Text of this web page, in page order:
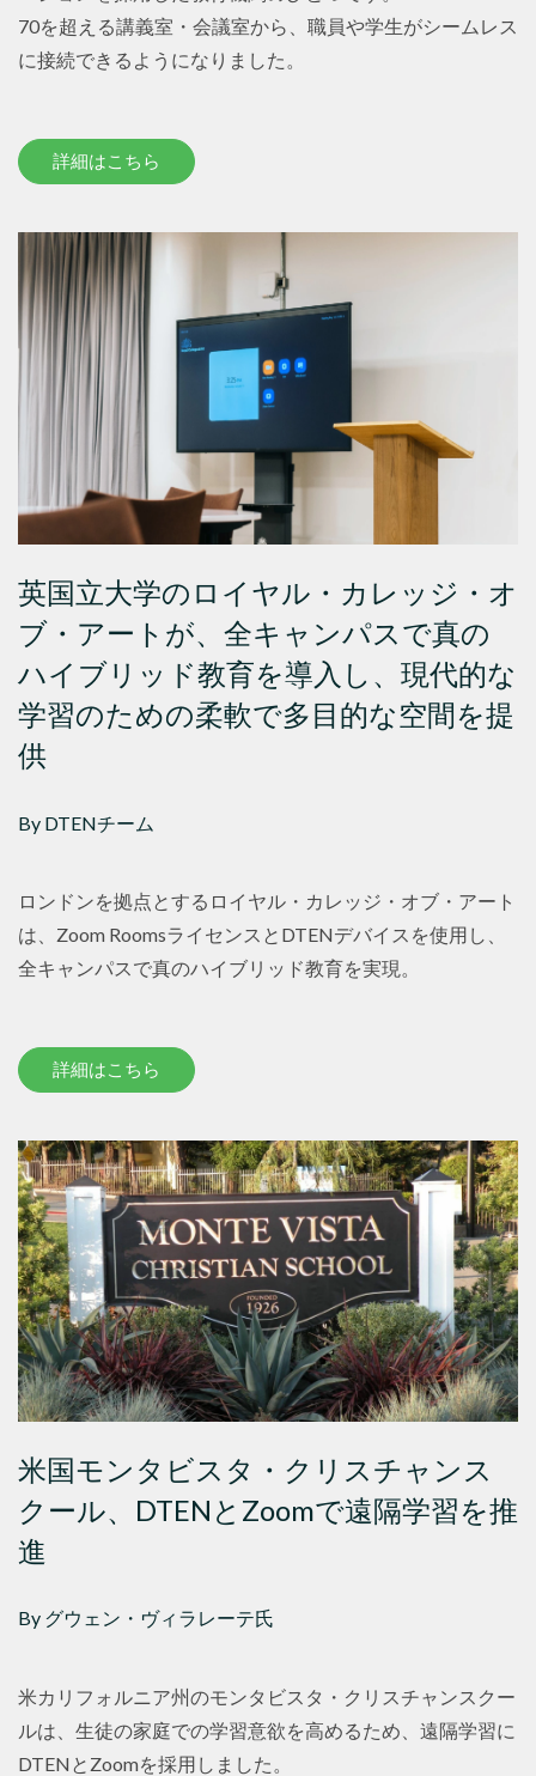
70を超える講義室・会議室から、職員や学生がシームレス
に接続できるようになりました。
詳細はこちら
英国立大学のロイヤル・カレッジ・オ
ブ・アートが、全キャンパスで真の
ハイブリッド教育を導入し、現代的な
学習のための柔軟で多目的な空間を提
供
By DTENチーム
ロンドンを拠点とするロイヤル・カレッジ・オブ・アート
は、Zoom RoomsライセンスとDTENデバイスを使用し、
全キャンパスで真のハイブリッド教育を実現。
詳細はこちら
米国モンタビスタ・クリスチャンス
クール、DTENとZoomで遠隔学習を推
進
By グウェン・ヴィラレーテ氏
米カリフォルニア州のモンタビスタ・クリスチャンスクー
ルは、生徒の家庭での学習意欲を高めるため、遠隔学習に
DTENとZoomを採用しました。